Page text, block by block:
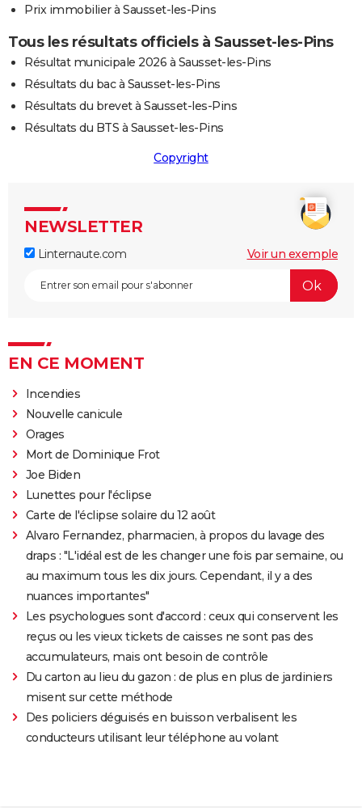
Prix immobilier à Sausset-les-Pins
Tous les résultats officiels à Sausset-les-Pins
Résultat municipale 2026 à Sausset-les-Pins
Résultats du bac à Sausset-les-Pins
Résultats du brevet à Sausset-les-Pins
Résultats du BTS à Sausset-les-Pins
Copyright
NEWSLETTER
Linternaute.com Voir un exemple
EN CE MOMENT
Incendies
Nouvelle canicule
Orages
Mort de Dominique Frot
Joe Biden
Lunettes pour l'éclipse
Carte de l'éclipse solaire du 12 août
Alvaro Fernandez, pharmacien, à propos du lavage des
draps : "L'idéal est de les changer une fois par semaine, ou
au maximum tous les dix jours. Cependant, il y a des
nuances importantes"
Les psychologues sont d'accord : ceux qui conservent les
reçus ou les vieux tickets de caisses ne sont pas des
accumulateurs, mais ont besoin de contrôle
Du carton au lieu du gazon : de plus en plus de jardiniers
misent sur cette méthode
Des policiers déguisés en buisson verbalisent les
conducteurs utilisant leur téléphone au volant